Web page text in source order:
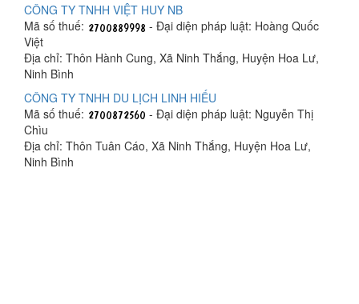
CÔNG TY TNHH VIỆT HUY NB
Mã số thuế:
- Đại diện pháp luật: Hoàng Quốc
Việt
Địa chỉ: Thôn Hành Cung, Xã Ninh Thắng, Huyện Hoa Lư,
Ninh Bình
CÔNG TY TNHH DU LỊCH LINH HIẾU
Mã số thuế:
- Đại diện pháp luật: Nguyễn Thị
Chìu
Địa chỉ: Thôn Tuân Cáo, Xã Ninh Thắng, Huyện Hoa Lư,
Ninh Bình